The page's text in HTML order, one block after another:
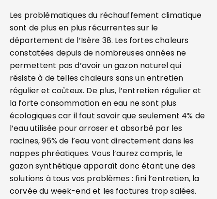
Les problématiques du réchauffement climatique
sont de plus en plus récurrentes sur le
département de l’Isère 38. Les fortes chaleurs
constatées depuis de nombreuses années ne
permettent pas d’avoir un gazon naturel qui
résiste à de telles chaleurs sans un entretien
régulier et coûteux. De plus, l’entretien régulier et
la forte consommation en eau ne sont plus
écologiques car il faut savoir que seulement 4% de
l’eau utilisée pour arroser et absorbé par les
racines, 96% de l’eau vont directement dans les
nappes phréatiques. Vous l’aurez compris, le
gazon synthétique apparaît donc étant une des
solutions à tous vos problèmes : fini l’entretien, la
corvée du week-end et les factures trop salées.